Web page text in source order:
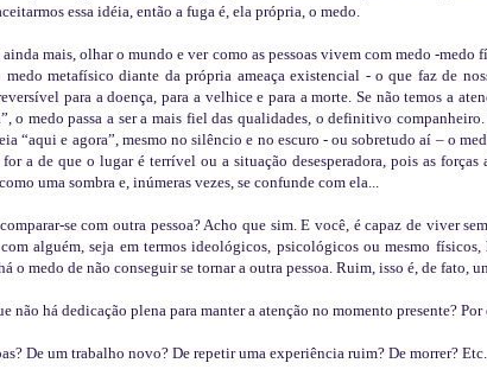
essa idéia, então a fuga é, ela própria, o medo.
ainda mais, olhar o mundo e ver como as pessoas vivem com medo -medo
medo metafísico diante da própria ameaça existencial - o que faz de
para a doença, para a velhice e para a morte. Se não temos a
o medo passa a ser a mais fiel das qualidades, o definitivo
“aqui e agora”, mesmo no silêncio e no escuro - ou sobretudo aí – o
a de que o lugar é terrível ou a situação desesperadora, pois as forças
uma sombra e, inúmeras vezes, se confunde com ela...
se com outra pessoa? Acho que sim. E você, é capaz de viver
alguém, seja em termos ideológicos, psicológicos ou mesmo físicos,
o medo de não conseguir se tornar a outra pessoa. Ruim, isso é, de fato,
não há dedicação plena para manter a atenção no momento presente?
De um trabalho novo? De repetir uma experiência ruim? De morrer? Etc...